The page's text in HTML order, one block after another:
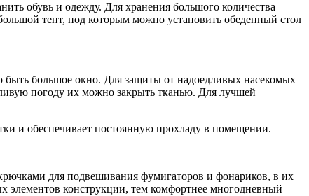
обувь и одежду. Для хранения большого количества
тент, под которым можно установить обеденный стол
быть большое окно. Для защиты от надоедливых насекомых
погоду их можно закрыть тканью. Для лучшей
и обеспечивает постоянную прохладу в помещении.
для подвешивания фумигаторов и фонариков, в их
конструкции, тем комфортнее многодневный